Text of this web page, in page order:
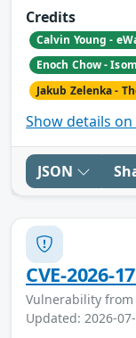
Credits
Enoch Chow -
Jakub Zelenka -
Show details
JSON
CVE-2026-
Vulnerability from
Updated: 2026-